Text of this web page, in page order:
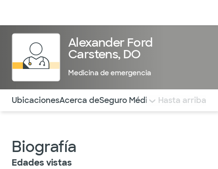
Alexander Ford
Carstens, DO
Medicina de emergencia
Utilice esta navegación para saltar rápidamente a
UbicacionesAcerca deSeguro Médico COMENTARIOS
Hasta arriba
Biografía
Edades vistas